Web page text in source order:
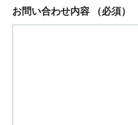
お問い合わせ内容 （必須）